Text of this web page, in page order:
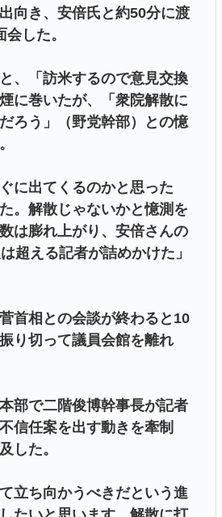
向き、安倍氏と約50分に渡
した。
、「訪米するので意見交換
に巻いたが、「衆院解散に
ろう」（野党幹部）との憶
に出てくるのかと思った
。解散じゃないかと憶測を
は膨れ上がり、安倍さんの
超える記者が詰めかけた」
首相との会談が終わると10
り切って議員会館を離れ
部で二階俊博幹事長が記者
信任案を出す動きを牽制
した。
立ち向かうべきだという進